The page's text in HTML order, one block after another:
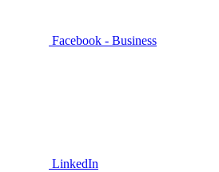
Facebook - Business
LinkedIn